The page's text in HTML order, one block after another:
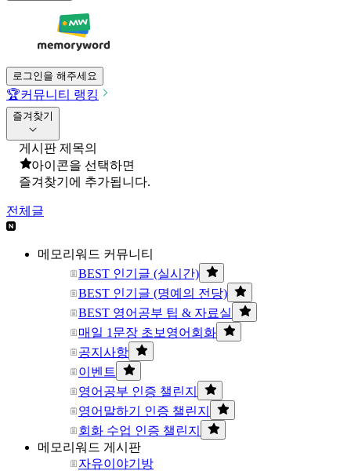
로그인을 해주세요
🏆커뮤니티 랭킹
즐겨찾기
게시판 제목의
아이콘을 선택하면
즐겨찾기에 추가됩니다.
전체글
메모리워드 커뮤니티
BEST 인기글 (실시간)
BEST 인기글 (명예의 전당)
BEST 영어공부 팁 & 자료실
매일 1문장 초보영어회화
공지사항
이벤트
영어공부 인증 챌린지
영어말하기 인증 챌린지
회화 수업 인증 챌린지
메모리워드 게시판
자유이야기방